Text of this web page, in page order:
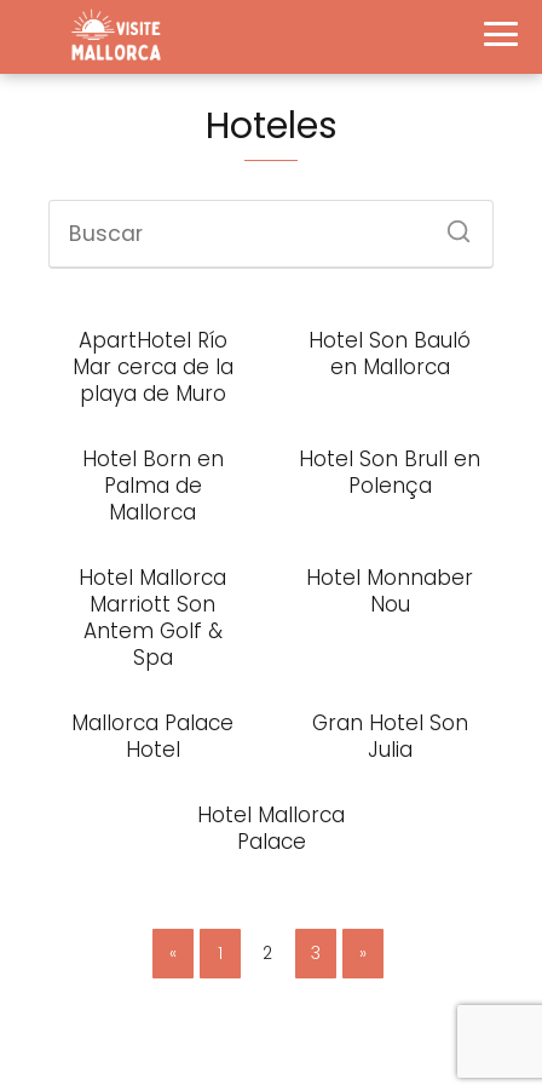
Hoteles
ApartHotel Río
Mar cerca de la
playa de Muro
Hotel Son Bauló
en Mallorca
Hotel Born en
Palma de
Mallorca
Hotel Son Brull en
Polença
Hotel Mallorca
Marriott Son
Antem Golf &
Spa
Hotel Monnaber
Nou
Mallorca Palace
Hotel
Gran Hotel Son
Julia
Hotel Mallorca
Palace
« 1 2 3 »